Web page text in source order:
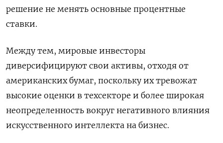
решение не менять ​основные процентные
ставки.
Между тем, мировые инвесторы
диверсифицируют свои активы, отходя от
американских бумаг, поскольку их тревожат
высокие оценки в техсекторе и более широкая
неопределенность вокруг негативного влияния
искусственного интеллекта на бизнес.